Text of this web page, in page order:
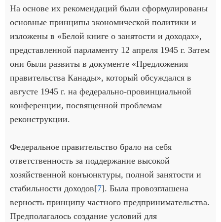
На основе их рекомендаций были сформулированы
основные принципы экономической политики и
изложены в «Белой книге о занятости и доходах»,
представленной парламенту 12 апреля 1945 г. Затем
они были развиты в документе «Предложения
правительства Канады», который обсуждался в
августе 1945 г. на федерально-провинциальной
конференции, посвященной проблемам
реконструкции.
Федеральное правительство брало на себя
ответственность за поддержание высокой
хозяйственной конъюнктуры, полной занятости и
стабильности доходов[7]. Была провозглашена
верность принципу частного предпринимательства.
Предполагалось создание условий для